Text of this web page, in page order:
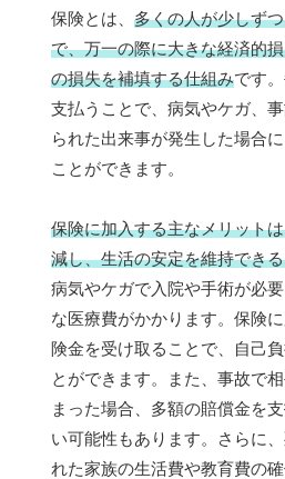
保険とは、 多くの人が少しず
で、万一の際に大きな経済的
の損失を補填する仕組みです
支払うことで、病気やケガ、
られた出来事が発生した場合
ことができます。
保険に加入する主なメリット
減し、生活の安定を維持でき
病気やケガで入院や手術が必
な医療費がかかります。保険
険金を受け取ることで、自己
とができます。また、事故で
まった場合、多額の賠償金を
い可能性もあります。さらに
れた家族の生活費や教育費の確